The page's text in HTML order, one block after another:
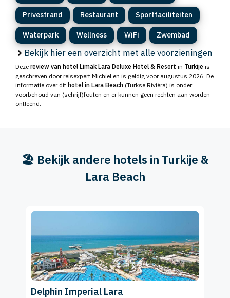
Privestrand Restaurant Sportfaciliteiten
Waterpark Wellness WiFi Zwembad
Bekijk hier een overzicht met alle voorzieningen
Deze review van hotel Limak Lara Deluxe Hotel & Resort in Turkije is
geschreven door reisexpert Michiel en is geldig voor augustus 2026 . De
informatie over dit hotel in Lara Beach (Turkse Rivièra) is onder
voorbehoud van (schrijf)fouten en er kunnen geen rechten aan worden
ontleend.
🏖️ Bekijk andere hotels in Turkije &
Lara Beach
Delphin Imperial Lara